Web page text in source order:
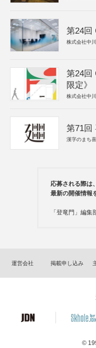
第24回
株式会社中
第24回
限定》
株式会社中
第71回
漢字のまち
応募される際は
最新の開催情報
「登竜門」編集
運営会社 掲載申し込み
©